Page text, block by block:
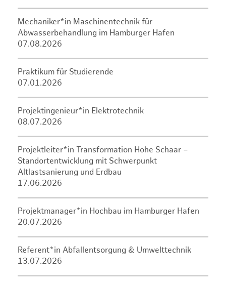
Mechaniker*in Maschinentechnik für
Abwasserbehandlung im Hamburger Hafen
07.08.2026
Praktikum für Studierende
07.01.2026
Projektingenieur*in Elektrotechnik
08.07.2026
Projektleiter*in Transformation Hohe Schaar –
Standortentwicklung mit Schwerpunkt
Altlastsanierung und Erdbau
17.06.2026
Projektmanager*in Hochbau im Hamburger Hafen
20.07.2026
Referent*in Abfallentsorgung & Umwelttechnik
13.07.2026